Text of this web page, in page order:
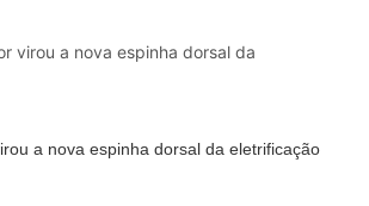
a nova espinha dorsal da eletrificação